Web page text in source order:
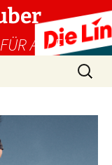
ALLE!
Suchen
nach: